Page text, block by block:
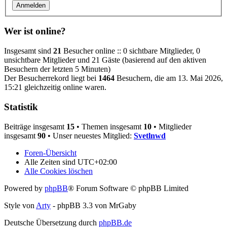
Wer ist online?
Insgesamt sind 21 Besucher online :: 0 sichtbare Mitglieder, 0
unsichtbare Mitglieder und 21 Gäste (basierend auf den aktiven
Besuchern der letzten 5 Minuten)
Der Besucherrekord liegt bei 1464 Besuchern, die am 13. Mai 2026,
15:21 gleichzeitig online waren.
Statistik
Beiträge insgesamt 15 • Themen insgesamt 10 • Mitglieder
insgesamt 90 • Unser neuestes Mitglied: Svetlnwd
Foren-Übersicht
Alle Zeiten sind UTC+02:00
Alle Cookies löschen
Powered by phpBB® Forum Software © phpBB Limited
Style von Arty - phpBB 3.3 von MrGaby
Deutsche Übersetzung durch phpBB.de